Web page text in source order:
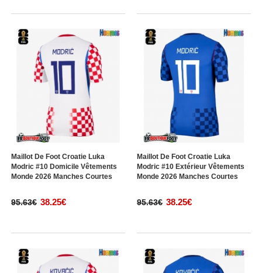
Maillot De Foot Croatie Luka
Modric #10 Domicile Vêtements
Monde 2026 Manches Courtes
95.63€ 38.25€
Maillot De Foot Croatie Luka
Modric #10 Extérieur Vêtements
Monde 2026 Manches Courtes
95.63€ 38.25€